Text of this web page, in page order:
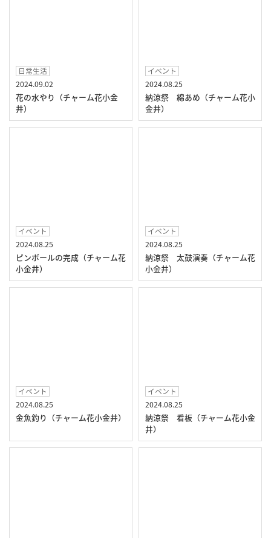
日常生活
2024.09.02
花の水やり（チャーム花小金
井）
イベント
2024.08.25
納涼祭 綿あめ（チャーム花小
金井）
イベント
2024.08.25
ピンボールの完成（チャーム花
小金井）
イベント
2024.08.25
納涼祭 太鼓演奏（チャーム花
小金井）
イベント
2024.08.25
金魚釣り（チャーム花小金井）
イベント
2024.08.25
納涼祭 看板（チャーム花小金
井）